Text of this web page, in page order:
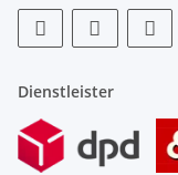
Dienstleister